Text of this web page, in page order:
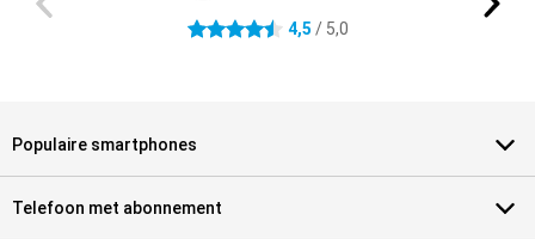
4.5 sterren 4,5 / 5,0
Populaire smartphones
Telefoon met abonnement